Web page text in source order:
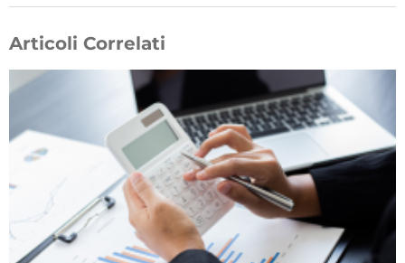
Articoli Correlati